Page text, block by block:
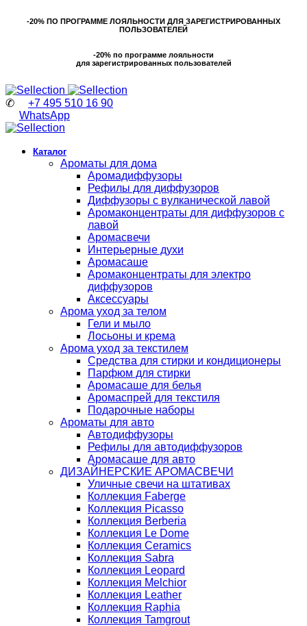
-20% ПО ПРОГРАММЕ ЛОЯЛЬНОСТИ ДЛЯ ЗАРЕГИСТРИРОВАННЫХ
ПОЛЬЗОВАТЕЛЕЙ
-20% по программе лояльности
для зарегистрированных пользователей
✆ +7 495 510 16 90
WhatsApp
Каталог
Ароматы для дома
Аромадиффузоры
Рефилы для диффузоров
Диффузоры с вулканической лавой
Аромаконцентраты для диффузоров с
лавой
Аромасвечи
Интерьерные духи
Аромасаше
Аромаконцентраты для электро
диффузоров
Аксессуары
Арома уход за телом
Гели и мыло
Лосьоны и крема
Арома уход за текстилем
Средства для стирки и кондиционеры
Парфюм для стирки
Аромасаше для белья
Аромаспрей для текстиля
Подарочные наборы
Ароматы для авто
Автодиффузоры
Рефилы для автодиффузоров
Аромасаше для авто
ДИЗАЙНЕРСКИЕ АРОМАСВЕЧИ
Уличные свечи на штативах
Коллекция Faberge
Коллекция Picasso
Коллекция Berberia
Коллекция Le Dome
Коллекция Ceramics
Коллекция Sabra
Коллекция Leopard
Коллекция Melchior
Коллекция Leather
Коллекция Raphia
Коллекция Tamgrout